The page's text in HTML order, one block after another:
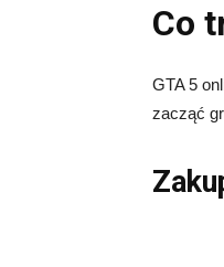
Co
GTA 5
zacząć